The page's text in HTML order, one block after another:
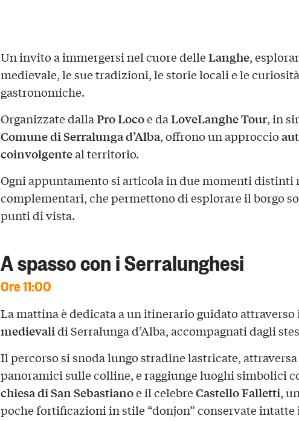
Un invito a immergersi nel cuore delleLanghe,
medievale, le sue tradizioni, le storie locali e le curiosità
gastronomiche.
Organizzate dallaPro Locoe daLoveLanghe Tour, in
Comune di Serralunga d’Alba, offrono un approccio
coinvolgenteal territorio.
Ogni appuntamento si articola in due momenti distinti
complementari, che permettono di esplorare il borgo
punti di vista.
A spasso con i Serralunghesi
Ore 11:00
La mattina è dedicata a un itinerario guidato attraverso
medievalidi Serralunga d’Alba, accompagnati dagli
Il percorso si snoda lungo stradine lastricate,
panoramici sulle colline, e raggiunge luoghi simbolici
chiesa di San Sebastianoe il celebreCastello Falletti,
poche fortificazioni in stile “donjon” conservate intatte